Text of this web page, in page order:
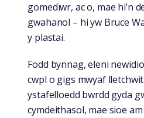
gomedïwr, ac o, mae hi’n
gwahanol – hi yw Bruce
y plastai.
Fodd bynnag, eleni
cwpl o gigs mwyaf
ystafelloedd bwrdd gyda
cymdeithasol, mae sioe